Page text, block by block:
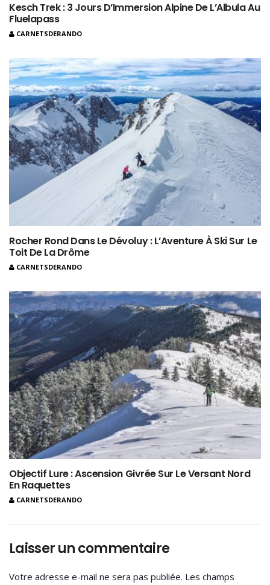
Kesch Trek : 3 Jours D’Immersion Alpine De L’Albula Au
Fluelapass
CARNETSDERANDO
Rocher Rond Dans Le Dévoluy : L’Aventure À Ski Sur Le
Toit De La Drôme
CARNETSDERANDO
Objectif Lure : Ascension Givrée Sur Le Versant Nord
En Raquettes
CARNETSDERANDO
Laisser un commentaire
Votre adresse e-mail ne sera pas publiée. Les champs